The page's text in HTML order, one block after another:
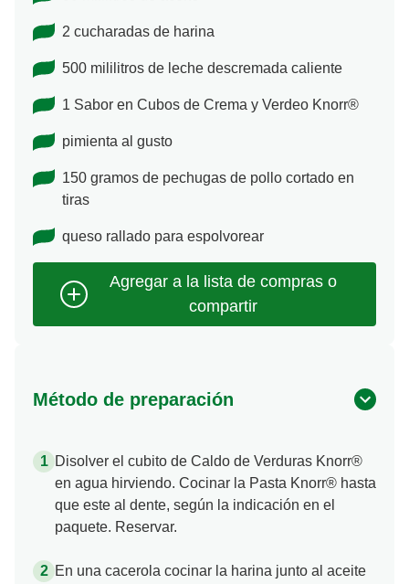
2 cucharadas de harina
500 mililitros de leche descremada caliente
1 Sabor en Cubos de Crema y Verdeo Knorr®
pimienta al gusto
150 gramos de pechugas de pollo cortado en
tiras
queso rallado para espolvorear
Método de preparación
Disolver el cubito de Caldo de Verduras Knorr®
en agua hirviendo. Cocinar la Pasta Knorr® hasta
que este al dente, según la indicación en el
paquete. Reservar.
En una cacerola cocinar la harina junto al aceite